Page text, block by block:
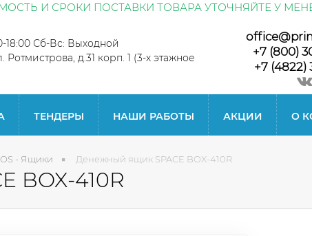
И СРОКИ ПОСТАВКИ ТОВАРА УТОЧНЯЙТЕ У
18:00 Сб-Вс: Выходной
Ротмистрова, д.31 корп. 1 (3-х этажное
+7 (800)
+7 (4822)
ТЕНДЕРЫ НАШИ РАБОТЫ АКЦИИ О
- Ящики Денежный ящик SPACE BOX-410R
BOX-410R